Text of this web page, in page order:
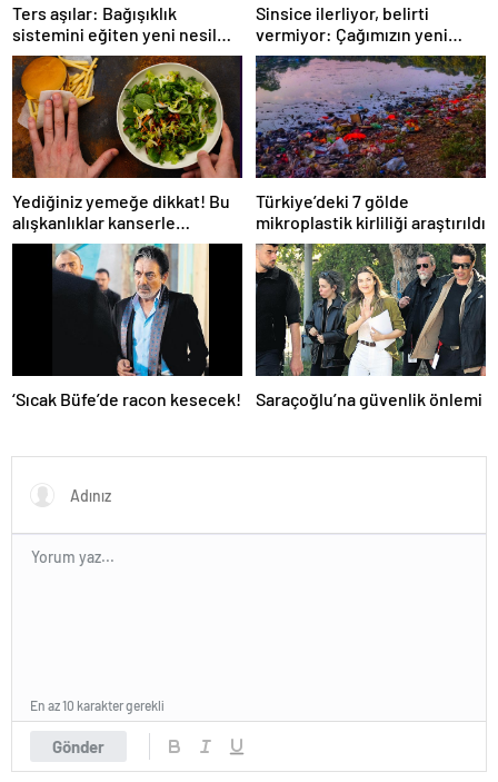
Ters aşılar: Bağışıklık
sistemini eğiten yeni nesil
tedavi
Sinsice ilerliyor, belirti
vermiyor: Çağımızın yeni
hastalığı!
Yediğiniz yemeğe dikkat! Bu
alışkanlıklar kanserle
bağlantılı
Türkiye’deki 7 gölde
mikroplastik kirliliği araştırıldı
‘Sıcak Büfe’de racon kesecek! Saraçoğlu’na güvenlik önlemi
Gönder
En az 10 karakter gerekli